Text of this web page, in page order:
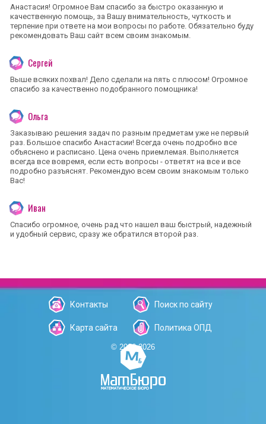
Анастасия! Огромное Вам спасибо за быстро оказанную и
качественную помощь, за Вашу внимательность, чуткость и
терпение при ответе на мои вопросы по работе. Обязательно буду
рекомендовать Ваш сайт всем своим знакомым.
Сергей
Выше всяких похвал! Дело сделали на пять с плюсом! Огромное
спасибо за качественно подобранного помощника!
Ольга
Заказываю решения задач по разным предметам уже не первый
раз. Большое спасибо Анастасии! Всегда очень подробно все
объяснено и расписано. Цена очень приемлемая. Выполняется
всегда все вовремя, если есть вопросы - ответят на все и все
подробно разъяснят. Рекомендую всем своим знакомым только
Вас!
Иван
Спасибо огромное, очень рад что нашел ваш быстрый, надежный
и удобный сервис, сразу же обратился второй раз.
Контакты Поиск по сайту
Карта сайта Политика ОПД
© 2006-2026